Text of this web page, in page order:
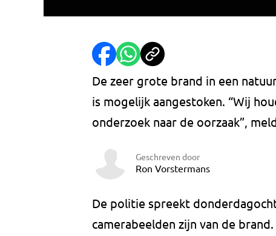
De zeer grote brand in een
is mogelijk aangestoken. “Wij
onderzoek naar de oorzaak”,
Geschreven door
Ron Vorstermans
De politie spreekt
camerabeelden zijn van de